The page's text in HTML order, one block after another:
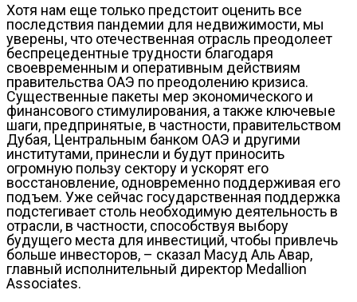
Хотя нам еще только предстоит оценить все
последствия пандемии для недвижимости, мы
уверены, что отечественная отрасль преодолеет
беспрецедентные трудности благодаря
своевременным и оперативным действиям
правительства ОАЭ по преодолению кризиса.
Существенные пакеты мер экономического и
финансового стимулирования, а также ключевые
шаги, предпринятые, в частности, правительством
Дубая, Центральным банком ОАЭ и другими
институтами, принесли и будут приносить
огромную пользу сектору и ускорят его
восстановление, одновременно поддерживая его
подъем. Уже сейчас государственная поддержка
подстегивает столь необходимую деятельность в
отрасли, в частности, способствуя выбору
будущего места для инвестиций, чтобы привлечь
больше инвесторов, – сказал Масуд Аль Авар,
главный исполнительный директор Medallion
Associates.